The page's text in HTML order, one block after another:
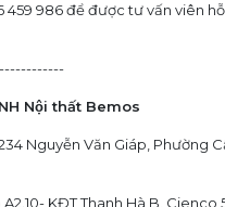
459 986 để được tư vấn viên
Nội thất Bemos
Nguyễn Văn Giáp, Phường
KĐT Thanh Hà B, Cienco